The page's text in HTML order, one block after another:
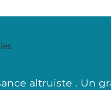
altruiste . Un